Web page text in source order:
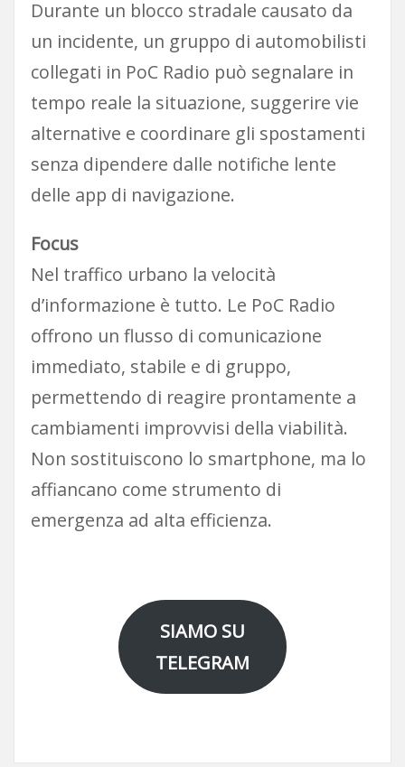
Durante un blocco stradale causato da
un incidente, un gruppo di automobilisti
collegati in PoC Radio può segnalare in
tempo reale la situazione, suggerire vie
alternative e coordinare gli spostamenti
senza dipendere dalle notifiche lente
delle app di navigazione.
Focus
Nel traffico urbano la velocità
d’informazione è tutto. Le PoC Radio
offrono un flusso di comunicazione
immediato, stabile e di gruppo,
permettendo di reagire prontamente a
cambiamenti improvvisi della viabilità.
Non sostituiscono lo smartphone, ma lo
affiancano come strumento di
emergenza ad alta efficienza.
SIAMO SU
TELEGRAM